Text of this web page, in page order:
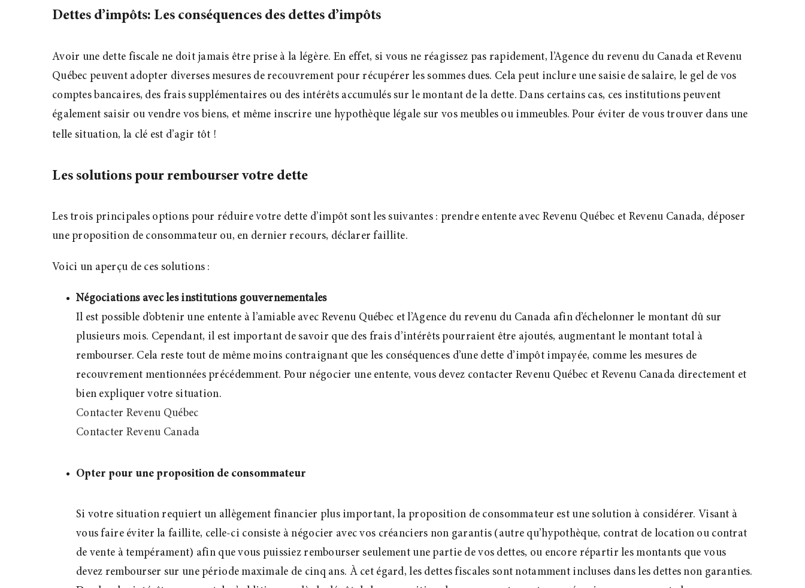
Dettes d’impôts: Les conséquences des dettes d’impôts
Avoir une dette fiscale ne doit jamais être prise à la légère. En effet, si vous ne réagissez pas rapidement, l’Agence du revenu du Canada et Revenu
Québec peuvent adopter diverses mesures de recouvrement pour récupérer les sommes dues. Cela peut inclure une saisie de salaire, le gel de vos
comptes bancaires, des frais supplémentaires ou des intérêts accumulés sur le montant de la dette. Dans certains cas, ces institutions peuvent
également saisir ou vendre vos biens, et même inscrire une hypothèque légale sur vos meubles ou immeubles. Pour éviter de vous trouver dans une
telle situation, la clé est d’agir tôt !
Les solutions pour rembourser votre dette
Les trois principales options pour réduire votre dette d’impôt sont les suivantes : prendre entente avec Revenu Québec et Revenu Canada, déposer
une proposition de consommateur ou, en dernier recours, déclarer faillite.
Voici un aperçu de ces solutions :
Négociations avec les institutions gouvernementales
Il est possible d’obtenir une entente à l’amiable avec Revenu Québec et l’Agence du revenu du Canada afin d’échelonner le montant dû sur
plusieurs mois. Cependant, il est important de savoir que des frais d’intérêts pourraient être ajoutés, augmentant le montant total à
rembourser. Cela reste tout de même moins contraignant que les conséquences d’une dette d’impôt impayée, comme les mesures de
recouvrement mentionnées précédemment. Pour négocier une entente, vous devez contacter Revenu Québec et Revenu Canada directement et
bien expliquer votre situation.
Contacter Revenu Québec
Contacter Revenu Canada
Opter pour une proposition de consommateur
Si votre situation requiert un allègement financier plus important, la proposition de consommateur est une solution à considérer. Visant à
vous faire éviter la faillite, celle-ci consiste à négocier avec vos créanciers non garantis (autre qu’hypothèque, contrat de location ou contrat
de vente à tempérament) afin que vous puissiez rembourser seulement une partie de vos dettes, ou encore répartir les montants que vous
devez rembourser sur une période maximale de cinq ans. À cet égard, les dettes fiscales sont notamment incluses dans les dettes non garanties.